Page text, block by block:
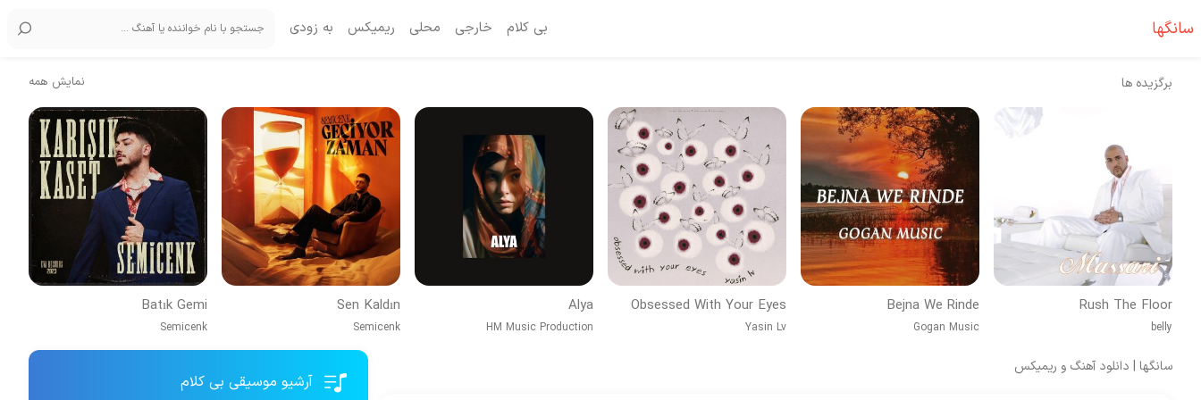
سانگها بی کلام خارجی محلی ریمیکس به زودی
برگزیده ها نمایش همه
Rush The Floor
belly
Bejna We Rinde
Gogan Music
Obsessed With Your Eyes
Yasin Lv
Alya
HM Music Production
Sen Kaldın
Semicenk
Batık Gemi
Semicenk
سانگها | دانلود آهنگ و ریمیکس
آرشیو موسیقی بی کلام